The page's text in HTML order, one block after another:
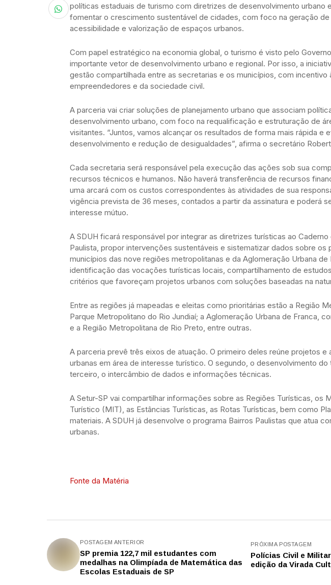
políticas estaduais de turismo com diretrizes de desenvolvimento urbano
fomentar o crescimento sustentável de cidades, com foco na geração de
acessibilidade e valorização de espaços urbanos.
Com papel estratégico na economia global, o turismo é visto pelo
importante vetor de desenvolvimento urbano e regional. Por isso, a
gestão compartilhada entre as secretarias e os municípios, com incentivo
empreendedores e da sociedade civil.
A parceria vai criar soluções de planejamento urbano que associam
desenvolvimento urbano, com foco na requalificação e estruturação de
visitantes. “Juntos, vamos alcançar os resultados de forma mais rápida e
desenvolvimento e redução de desigualdades”, afirma o secretário
Cada secretaria será responsável pela execução das ações sob sua
recursos técnicos e humanos. Não haverá transferência de recursos
uma arcará com os custos correspondentes às atividades de sua
vigência prevista de 36 meses, contados a partir da assinatura e poderá
interesse mútuo.
A SDUH ficará responsável por integrar as diretrizes turísticas ao
Paulista, propor intervenções sustentáveis e sistematizar dados sobre os
municípios das nove regiões metropolitanas e da Aglomeração Urbana de
identificação das vocações turísticas locais, compartilhamento de
critérios que favoreçam projetos urbanos com soluções baseadas na
Entre as regiões já mapeadas e eleitas como prioritárias estão a Região
Parque Metropolitano do Rio Jundiaí; a Aglomeração Urbana de Franca,
e a Região Metropolitana de Rio Preto, entre outras.
A parceria prevê três eixos de atuação. O primeiro deles reúne projetos
urbanas em área de interesse turístico. O segundo, o desenvolvimento do
terceiro, o intercâmbio de dados e informações técnicas.
A Setur-SP vai compartilhar informações sobre as Regiões Turísticas, os
Turístico (MIT), as Estâncias Turísticas, as Rotas Turísticas, bem como
materiais. A SDUH já desenvolve o programa Bairros Paulistas que atua
urbanas.
Fonte da Matéria
POSTAGEM ANTERIOR
SP premia 122,7 mil estudantes com
medalhas na Olimpíada de Matemática das
Escolas Estaduais de SP
PRÓXIMA POSTAGEM
Polícias Civil e
edição da Virada